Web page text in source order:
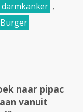
darmkanker ,
naar pipac
vanuit